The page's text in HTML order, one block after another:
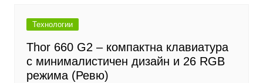
Технологии
Thor 660 G2 – компактна клавиатура
с минималистичен дизайн и 26 RGB
режима (Ревю)